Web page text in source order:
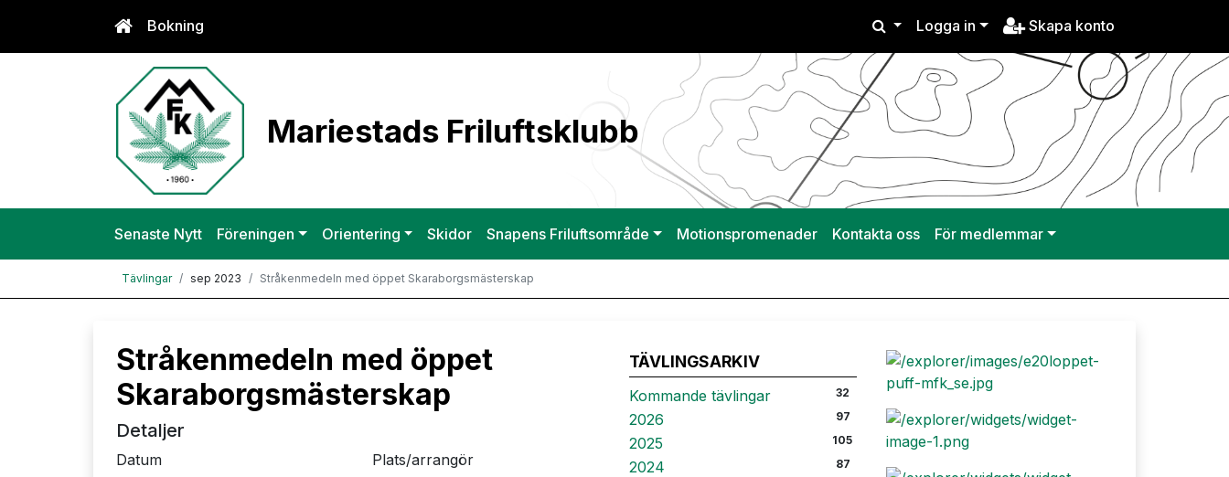
Bokning Logga in Skapa konto
Mariestads Friluftsklubb
Senaste Nytt Föreningen Orientering Skidor Snapens Friluftsområde Motionspromenader Kontakta oss För medlemmar
Tävlingar sep 2023 Stråkenmedeln med öppet Skaraborgsmästerskap
TÄVLINGSARKIV
Kommande tävlingar 32
2026 97
2025 105
2024 87
Stråkenmedeln med öppet
Skaraborgsmästerskap
Detaljer
Datum
Plats/arrangör